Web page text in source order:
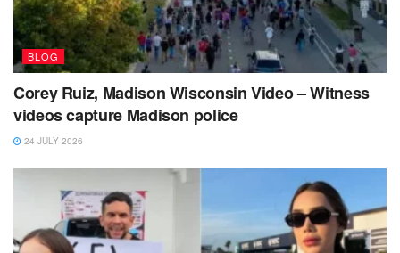
BLOG
Corey Ruiz, Madison Wisconsin Video – Witness
videos capture Madison police
24 JULY 2026